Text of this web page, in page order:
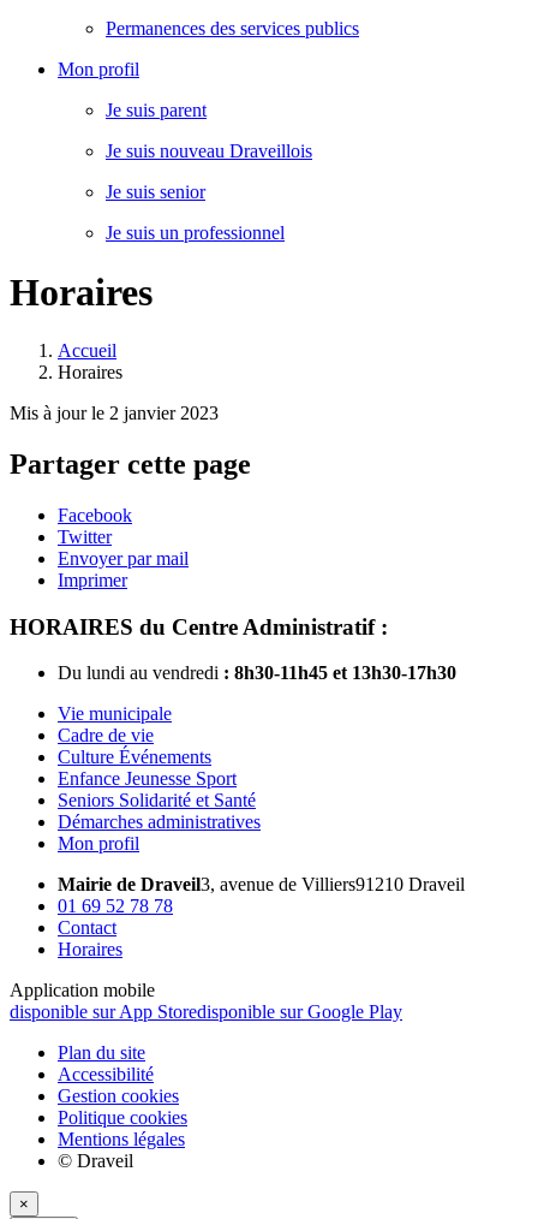
Permanences des services publics
Mon profil
Je suis parent
Je suis nouveau Draveillois
Je suis senior
Je suis un professionnel
Horaires
Accueil
Horaires
Mis à jour le 2 janvier 2023
Partager cette page
Facebook
Twitter
Envoyer par mail
Imprimer
HORAIRES du Centre Administratif :
Du lundi au vendredi : 8h30-11h45 et 13h30-17h30
Vie municipale
Cadre de vie
Culture Événements
Enfance Jeunesse Sport
Seniors Solidarité et Santé
Démarches administratives
Mon profil
Mairie de Draveil3, avenue de Villiers91210 Draveil
01 69 52 78 78
Contact
Horaires
Application mobile
disponible sur App Storedisponible sur Google Play
Plan du site
Accessibilité
Gestion cookies
Politique cookies
Mentions légales
© Draveil
×